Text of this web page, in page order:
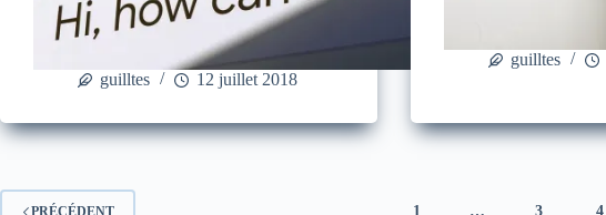
guilltes 12 juillet 2018
guilltes
PRÉCÉDENT 1 … 3 4